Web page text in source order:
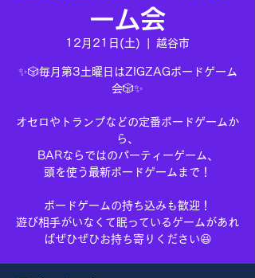
ーム会
12月21日(土) 越谷市
✨🎲毎月第3土曜日はZIGZAGボードゲーム
会🎲✨
オセロやトランプなどの定番ボードゲームか
ら、
BARならではのパーティーゲーム、
頭を使う最新ボードゲームまで！
ボードゲームの持ち込みも歓迎！
遊び相手がいなくて眠っているゲームがあれ
ばぜひぜひお持ち寄りください😆